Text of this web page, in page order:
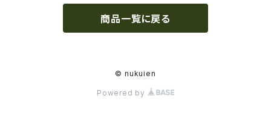
商品一覧に戻る
© nukuien
Powered by